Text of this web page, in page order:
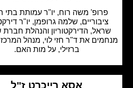
משה רוח, יו"ר עמותת בתי חולים
שלמה גרופמן, יו"ר דירקטוריון
הדירקטוריון והנהלת חברת שראל
את ד"ר חזי לוי, מנהל המרכז הרפואי
ברזילי, על מות האם.
אסא רייכרט ז"ל